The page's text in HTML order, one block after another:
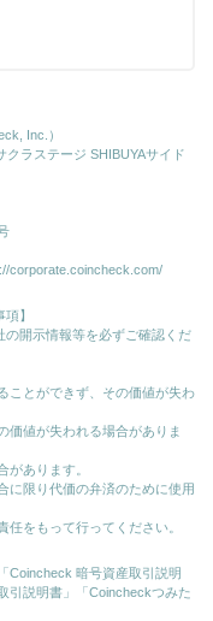
Inc.）
ラステージ SHIBUYAサイド
corporate.coincheck.com/
】
の開示情報等を必ずご確認くだ
ことができず、その価値が失わ
価値が失われる場合がありま
があります。
に限り代価の弁済のために使⽤
任をもって行ってください。
Coincheck 暗号資産取引説明
引説明書」「Coincheckつみた